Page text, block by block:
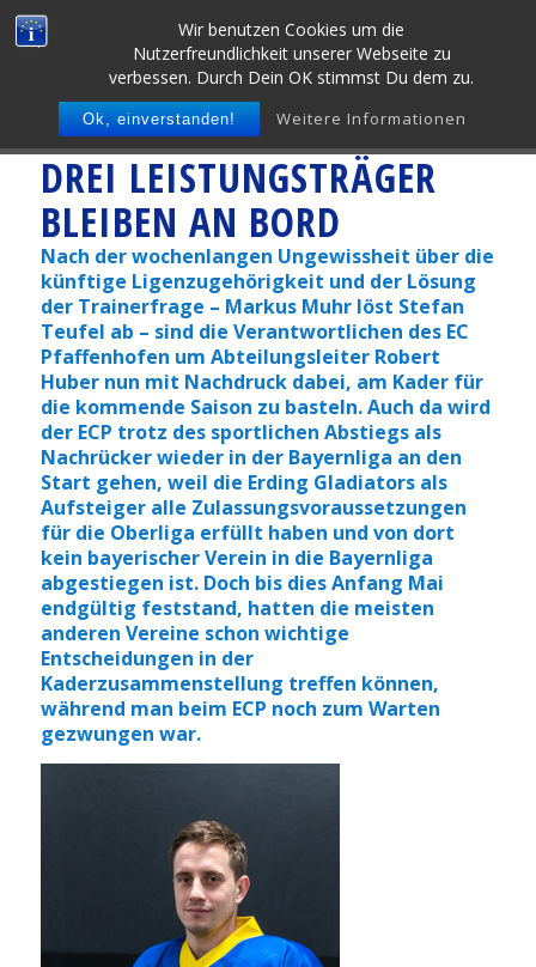
Wir benutzen Cookies um die
Nutzerfreundlichkeit unserer Webseite zu
verbessen. Durch Dein OK stimmst Du dem zu.
Ok, einverstanden! Weitere Informationen
DREI LEISTUNGSTRÄGER
BLEIBEN AN BORD
Nach der wochenlangen Ungewissheit über die
künftige Ligenzugehörigkeit und der Lösung
der Trainerfrage – Markus Muhr löst Stefan
Teufel ab – sind die Verantwortlichen des EC
Pfaffenhofen um Abteilungsleiter Robert
Huber nun mit Nachdruck dabei, am Kader für
die kommende Saison zu basteln. Auch da wird
der ECP trotz des sportlichen Abstiegs als
Nachrücker wieder in der Bayernliga an den
Start gehen, weil die Erding Gladiators als
Aufsteiger alle Zulassungsvoraussetzungen
für die Oberliga erfüllt haben und von dort
kein bayerischer Verein in die Bayernliga
abgestiegen ist. Doch bis dies Anfang Mai
endgültig feststand, hatten die meisten
anderen Vereine schon wichtige
Entscheidungen in der
Kaderzusammenstellung treffen können,
während man beim ECP noch zum Warten
gezwungen war.